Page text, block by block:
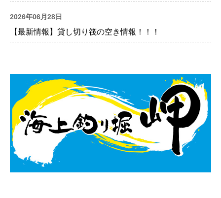
2026年06月28日
【最新情報】貸し切り筏の空き情報！！！